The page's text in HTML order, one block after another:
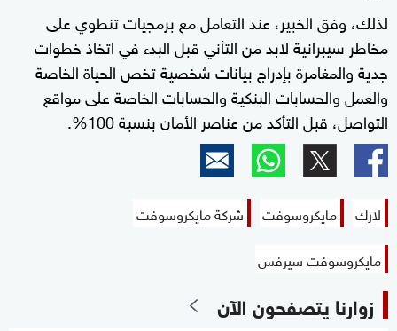
لذلك، وفق الخبير، عند التعامل مع برمجيات تنطوي على
مخاطر سيبرانية لابد من التأني قبل البدء في اتخاذ خطوات
جدية والمغامرة بإدراج بيانات شخصية تخص الحياة الخاصة
والعمل والحسابات البنكية والحسابات الخاصة على مواقع
التواصل، قبل التأكد من عناصر الأمان بنسبة 100%.
لارك مايكروسوفت
شركة مايكروسوفت
مايكروسوفت سيرفس
زوارنا يتصفحون الآن